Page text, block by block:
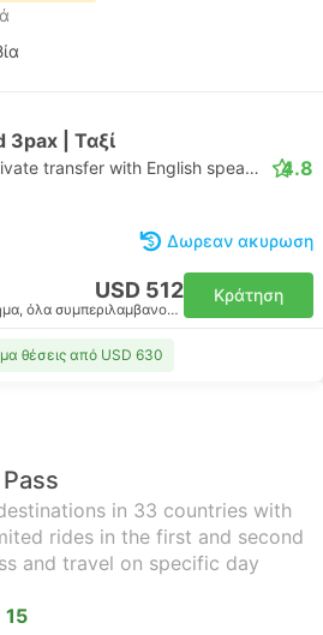
3pax | Ταξί
Daytrip private transfer with English speaking driver 4.8
Δωρεαν ακυρωση
USD 512
όχημα, όλα συμπεριλαμβανομένου
Κράτηση
θέσεις από USD 630
in 33 countries with
rides in the first and second
and travel on specific day